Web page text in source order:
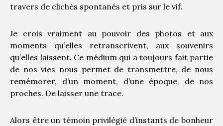
travers de clichés spontanés et pris sur le vif.
Je crois vraiment au pouvoir des photos et aux
moments qu’elles retranscrivent, aux souvenirs
qu’elles laissent. Ce médium qui a toujours fait partie
de nos vies nous permet de transmettre, de nous
remémorer, d’un moment, d’une époque, de nos
proches. De laisser une trace.
Alors être un témoin privilégié d’instants de bonheur